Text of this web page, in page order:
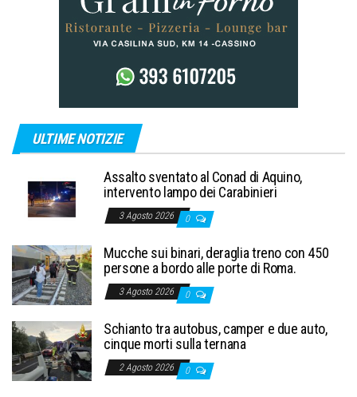
ULTIME NOTIZIE
Assalto sventato al Conad di Aquino,
intervento lampo dei Carabinieri
3 Agosto 2026 0
Mucche sui binari, deraglia treno con 450
persone a bordo alle porte di Roma.
3 Agosto 2026 0
Schianto tra autobus, camper e due auto,
cinque morti sulla ternana
2 Agosto 2026 0